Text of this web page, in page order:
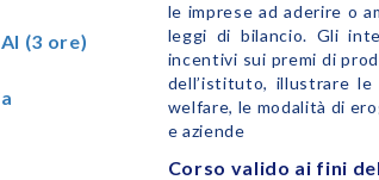
(3 ore)
le imprese ad aderire o
leggi di bilancio. Gli
incentivi sui premi di
dell’istituto, illustrare
welfare, le modalità di
e aziende
Corso valido ai fini